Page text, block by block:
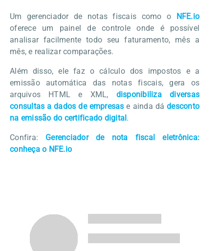
Um gerenciador de notas fiscais como o NFE.io
oferece um painel de controle onde é possível
analisar facilmente todo seu faturamento, mês a
mês, e realizar comparações.
Além disso, ele faz o cálculo dos impostos e a
emissão automática das notas fiscais, gera os
arquivos HTML e XML, disponibiliza diversas
consultas a dados de empresas e ainda dá desconto
na emissão do certificado digital.
Confira: Gerenciador de nota fiscal eletrônica:
conheça o NFE.io